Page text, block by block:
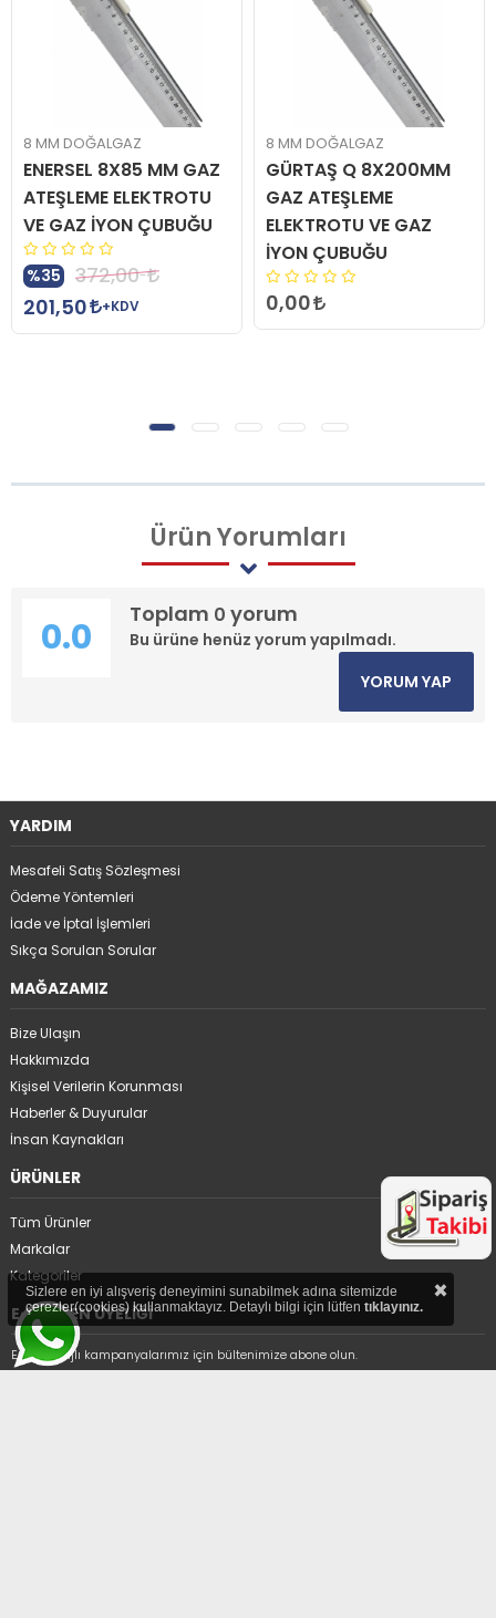
8 MM DOĞALGAZ
ENERSEL 8X85 MM GAZ
ATEŞLEME ELEKTROTU
VE GAZ İYON ÇUBUĞU
%35
372,00
201,50
+KDV
8 MM DOĞALGAZ
GÜRTAŞ Q 8X200MM
GAZ ATEŞLEME
ELEKTROTU VE GAZ
İYON ÇUBUĞU
0,00
ÜrünYorumları
Toplam 0 yorum
Bu ürüne henüz yorum yapılmadı.
0.0
YORUM YAP
YARDIM
Mesafeli Satış Sözleşmesi
Ödeme Yöntemleri
İade ve İptal İşlemleri
Sıkça Sorulan Sorular
MAĞAZAMIZ
Bize Ulaşın
Hakkımızda
Kişisel Verilerin Korunması
Haberler & Duyurular
İnsan Kaynakları
ÜRÜNLER
Tüm Ürünler
Markalar
Kategoriler
E-BÜLTEN ÜYELİĞİ
En avantajlı kampanyalarımız için bültenimize abone olun.
Sizlere en iyi alışveriş deneyimini sunabilmek adına sitemizde
çerezler(cookies) kullanmaktayız. Detaylı bilgi için lütfen tıklayınız. ×